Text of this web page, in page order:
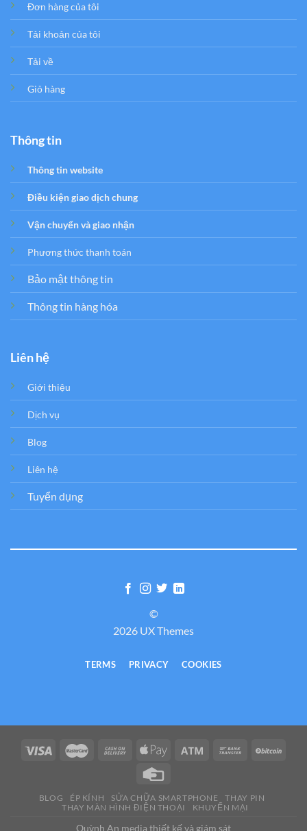
Đơn hàng của tôi
Tải khoản của tôi
Tải về
Giỏ hàng
Thông tin
Thông tin website
Điều kiện giao dịch chung
Vận chuyển và giao nhận
Phương thức thanh toán
Bảo mật thông tin
Thông tin hàng hóa
Liên hệ
Giới thiệu
Dịch vụ
Blog
Liên hệ
Tuyển dụng
©
2026 UX Themes
TERMS PRIVACY COOKIES
BLOG ÉP KÍNH SỬA CHỮA SMARTPHONE
THAY PIN
THAY MÀN HÌNH ĐIỆN THOẠI
KHUYẾN MẠI
Quỳnh An media thiết kế và giám sát